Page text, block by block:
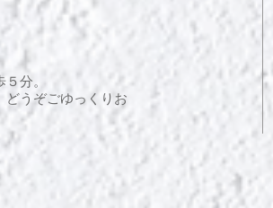
分。
どうぞごゆっくりお